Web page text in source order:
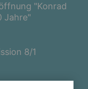
"Konrad
Jahre"
8/1